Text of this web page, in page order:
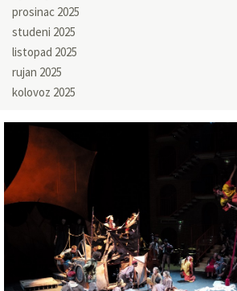
prosinac 2025
studeni 2025
listopad 2025
rujan 2025
kolovoz 2025